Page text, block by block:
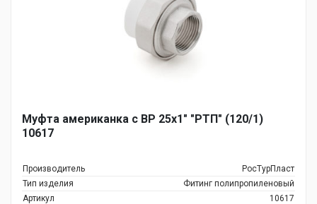
Муфта американка с ВР 25х1" "РТП" (120/1)
10617
Производитель
РосТурПласт
Тип изделия
Фитинг полипропиленовый
Артикул
10617